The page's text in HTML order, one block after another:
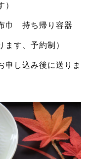
）
巾 持ち帰り容器
、予約制）
申し込み後に送りま